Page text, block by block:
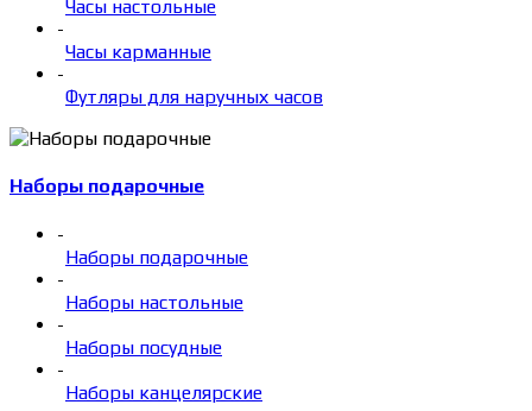
Часы настольные
-
Часы карманные
-
Футляры для наручных часов
Наборы подарочные
-
Наборы подарочные
-
Наборы настольные
-
Наборы посудные
-
Наборы канцелярские